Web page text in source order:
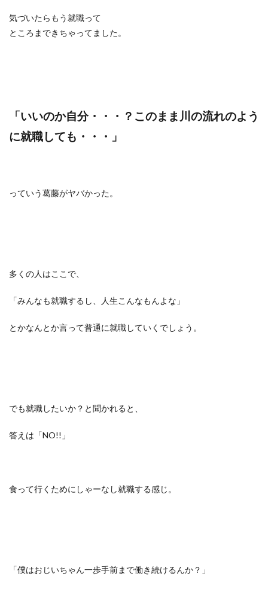
気づいたらもう就職って
ところまできちゃってました。
「いいのか自分・・・？このまま川の流れのよう
に就職しても・・・」
っていう葛藤がヤバかった。
多くの人はここで、
「みんなも就職するし、人生こんなもんよな」
とかなんとか言って普通に就職していくでしょう。
でも就職したいか？と聞かれると、
答えは「NO!!」
食って行くためにしゃーなし就職する感じ。
「僕はおじいちゃん一歩手前まで働き続けるんか？」